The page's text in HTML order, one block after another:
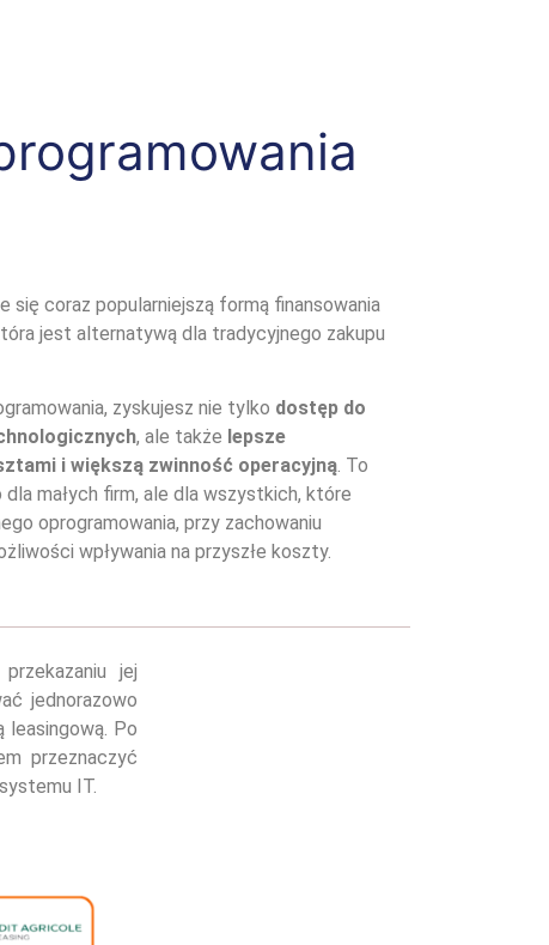
się coraz popularniejszą formą finansowania
jest alternatywą dla tradycyjnego zakupu
zyskujesz nie tylko dostęp do
, ale także lepsze
i większą zwinność operacyjną. To
małych firm, ale dla wszystkich, które
oprogramowania, przy zachowaniu
wpływania na przyszłe koszty.
jej
jednorazowo
leasingową. Po
przeznaczyć
IT.